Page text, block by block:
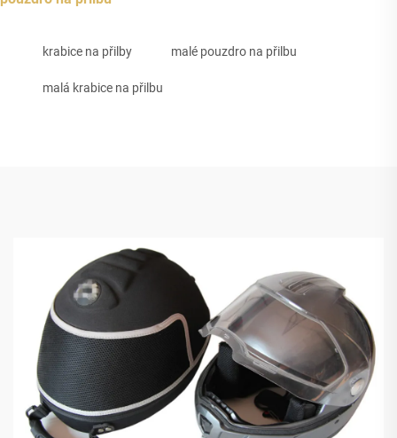
krabice na přilby malé pouzdro na přilbu
malá krabice na přilbu